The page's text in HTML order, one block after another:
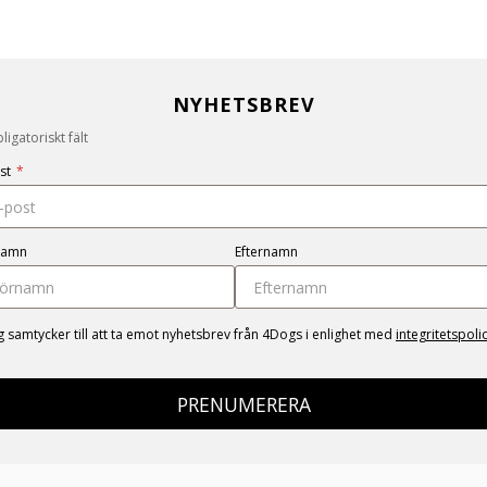
NYHETSBREV
fält
*
Efternamn
samtycker till att ta emot nyhetsbrev från 4Dogs i enlighet med
PRENUMERERA